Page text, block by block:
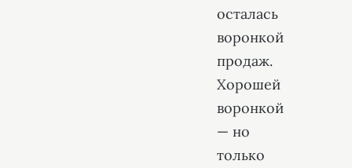
осталась
воронкой
продаж.
Хорошей
воронкой
— но
только